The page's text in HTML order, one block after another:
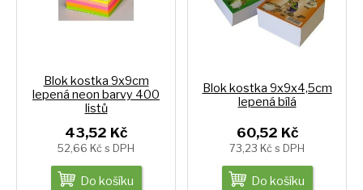
Blok kostka 9x9cm
lepená neon barvy 400
listů
43,52 Kč
52,66 Kč s DPH
Do košíku
Blok kostka 9x9x4,5cm
lepená bílá
60,52 Kč
73,23 Kč s DPH
Do košíku